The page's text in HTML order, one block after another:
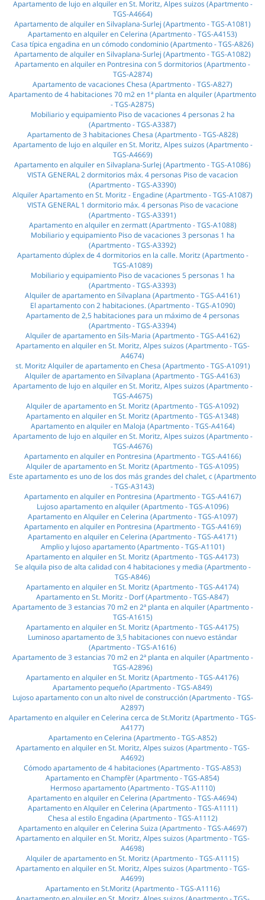
Apartamento de lujo en alquiler en St. Moritz, Alpes suizos (Apartmento -
TGS-A4664)
Apartamento de alquiler en Silvaplana-Surlej (Apartmento - TGS-A1081)
Apartamento en alquiler en Celerina (Apartmento - TGS-A4153)
Casa típica engadina en un cómodo condominio (Apartmento - TGS-A826)
Apartamento de alquiler en Silvaplana-Surlej (Apartmento - TGS-A1082)
Apartamento en alquiler en Pontresina con 5 dormitorios (Apartmento -
TGS-A2874)
Apartamento de vacaciones Chesa (Apartmento - TGS-A827)
Apartamento de 4 habitaciones 70 m2 en 1ª planta en alquiler (Apartmento
- TGS-A2875)
Mobiliario y equipamiento Piso de vacaciones 4 personas 2 ha
(Apartmento - TGS-A3387)
Apartamento de 3 habitaciones Chesa (Apartmento - TGS-A828)
Apartamento de lujo en alquiler en St. Moritz, Alpes suizos (Apartmento -
TGS-A4669)
Apartamento en alquiler en Silvaplana-Surlej (Apartmento - TGS-A1086)
VISTA GENERAL 2 dormitorios máx. 4 personas Piso de vacacion
(Apartmento - TGS-A3390)
Alquiler Apartamento en St. Moritz - Engadine (Apartmento - TGS-A1087)
VISTA GENERAL 1 dormitorio máx. 4 personas Piso de vacacione
(Apartmento - TGS-A3391)
Apartamento en alquiler en zermatt (Apartmento - TGS-A1088)
Mobiliario y equipamiento Piso de vacaciones 3 personas 1 ha
(Apartmento - TGS-A3392)
Apartamento dúplex de 4 dormitorios en la calle. Moritz (Apartmento -
TGS-A1089)
Mobiliario y equipamiento Piso de vacaciones 5 personas 1 ha
(Apartmento - TGS-A3393)
Alquiler de apartamento en Silvaplana (Apartmento - TGS-A4161)
El apartamento con 2 habitaciones. (Apartmento - TGS-A1090)
Apartamento de 2,5 habitaciones para un máximo de 4 personas
(Apartmento - TGS-A3394)
Alquiler de apartamento en Sils-Maria (Apartmento - TGS-A4162)
Apartamento en alquiler en St. Moritz, Alpes suizos (Apartmento - TGS-
A4674)
st. Moritz Alquiler de apartamento en Chesa (Apartmento - TGS-A1091)
Alquiler de apartamento en Silvaplana (Apartmento - TGS-A4163)
Apartamento de lujo en alquiler en St. Moritz, Alpes suizos (Apartmento -
TGS-A4675)
Alquiler de apartamento en St. Moritz (Apartmento - TGS-A1092)
Apartamento en alquiler en St. Moritz (Apartmento - TGS-A1348)
Apartamento en alquiler en Maloja (Apartmento - TGS-A4164)
Apartamento de lujo en alquiler en St. Moritz, Alpes suizos (Apartmento -
TGS-A4676)
Apartamento en alquiler en Pontresina (Apartmento - TGS-A4166)
Alquiler de apartamento en St. Moritz (Apartmento - TGS-A1095)
Este apartamento es uno de los dos más grandes del chalet, c (Apartmento
- TGS-A3143)
Apartamento en alquiler en Pontresina (Apartmento - TGS-A4167)
Lujoso apartamento en alquiler (Apartmento - TGS-A1096)
Apartamento en Alquiler en Celerina (Apartmento - TGS-A1097)
Apartamento en alquiler en Pontresina (Apartmento - TGS-A4169)
Apartamento en alquiler en Celerina (Apartmento - TGS-A4171)
Amplio y lujoso apartamento (Apartmento - TGS-A1101)
Apartamento en alquiler en St. Moritz (Apartmento - TGS-A4173)
Se alquila piso de alta calidad con 4 habitaciones y media (Apartmento -
TGS-A846)
Apartamento en alquiler en St. Moritz (Apartmento - TGS-A4174)
Apartamento en St. Moritz - Dorf (Apartmento - TGS-A847)
Apartamento de 3 estancias 70 m2 en 2ª planta en alquiler (Apartmento -
TGS-A1615)
Apartamento en alquiler en St. Moritz (Apartmento - TGS-A4175)
Luminoso apartamento de 3,5 habitaciones con nuevo estándar
(Apartmento - TGS-A1616)
Apartamento de 3 estancias 70 m2 en 2ª planta en alquiler (Apartmento -
TGS-A2896)
Apartamento en alquiler en St. Moritz (Apartmento - TGS-A4176)
Apartamento pequeño (Apartmento - TGS-A849)
Lujoso apartamento con un alto nivel de construcción (Apartmento - TGS-
A2897)
Apartamento en alquiler en Celerina cerca de St.Moritz (Apartmento - TGS-
A4177)
Apartamento en Celerina (Apartmento - TGS-A852)
Apartamento en alquiler en St. Moritz, Alpes suizos (Apartmento - TGS-
A4692)
Cómodo apartamento de 4 habitaciones (Apartmento - TGS-A853)
Apartamento en Champfèr (Apartmento - TGS-A854)
Hermoso apartamento (Apartmento - TGS-A1110)
Apartamento en alquiler en Celerina (Apartmento - TGS-A4694)
Apartamento en Alquiler en Celerina (Apartmento - TGS-A1111)
Chesa al estilo Engadina (Apartmento - TGS-A1112)
Apartamento en alquiler en Сelerina Suiza (Apartmento - TGS-A4697)
Apartamento en alquiler en St. Moritz, Alpes suizos (Apartmento - TGS-
A4698)
Alquiler de apartamento en St. Moritz (Apartmento - TGS-A1115)
Apartamento en alquiler en St. Moritz, Alpes suizos (Apartmento - TGS-
A4699)
Apartamento en St.Moritz (Apartmento - TGS-A1116)